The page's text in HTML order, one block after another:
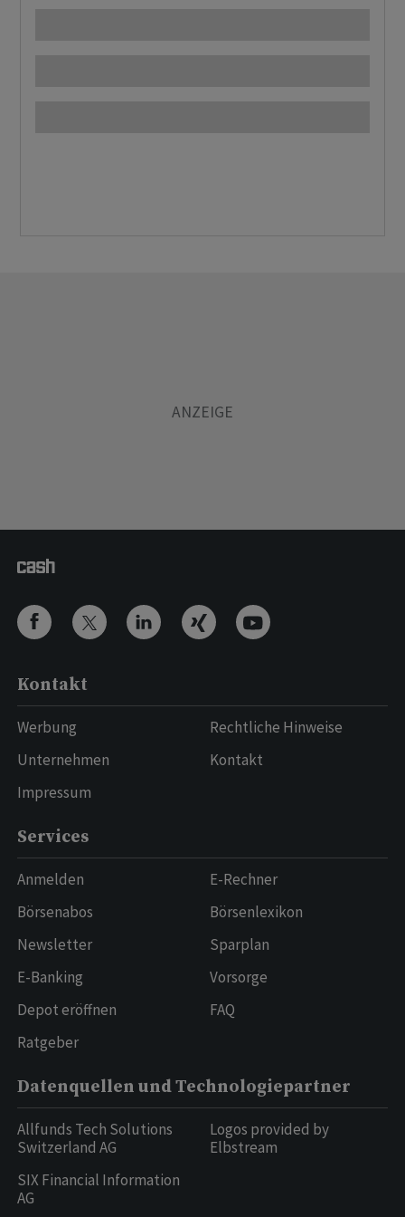
Kontakt
Werbung
Unternehmen
Impressum
Rechtliche Hinweise
Kontakt
Services
Anmelden
Börsenabos
Newsletter
E-Banking
Depot eröffnen
Ratgeber
E-Rechner
Börsenlexikon
Sparplan
Vorsorge
FAQ
Datenquellen und Technologiepartner
Allfunds Tech Solutions
Switzerland AG
SIX Financial Information
AG
Logos provided by
Elbstream